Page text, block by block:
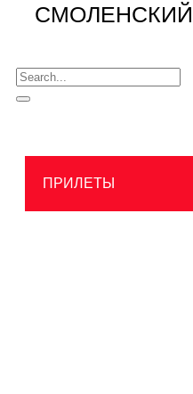
СМОЛЕНСКИЙ
ПРИЛЕТЫ